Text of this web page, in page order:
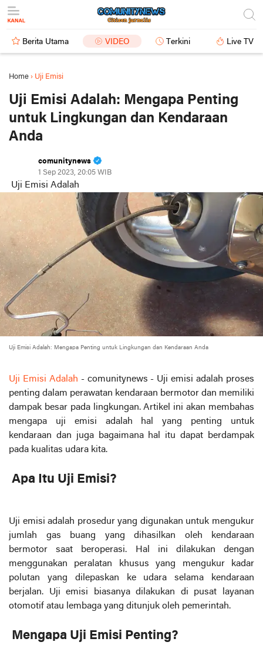
Berita Utama VIDEO Terkini Live TV
Home › Uji Emisi
Uji Emisi Adalah: Mengapa Penting
untuk Lingkungan dan Kendaraan
Anda
comunitynews
1 Sep 2023, 20:05 WIB
Uji Emisi Adalah
Uji Emisi Adalah: Mengapa Penting untuk Lingkungan dan Kendaraan Anda
Uji Emisi Adalah - comunitynews - Uji emisi adalah proses
penting dalam perawatan kendaraan bermotor dan memiliki
dampak besar pada lingkungan. Artikel ini akan membahas
mengapa uji emisi adalah hal yang penting untuk
kendaraan dan juga bagaimana hal itu dapat berdampak
pada kualitas udara kita.
Apa Itu Uji Emisi?
Uji emisi adalah prosedur yang digunakan untuk mengukur
jumlah gas buang yang dihasilkan oleh kendaraan
bermotor saat beroperasi. Hal ini dilakukan dengan
menggunakan peralatan khusus yang mengukur kadar
polutan yang dilepaskan ke udara selama kendaraan
berjalan. Uji emisi biasanya dilakukan di pusat layanan
otomotif atau lembaga yang ditunjuk oleh pemerintah.
Mengapa Uji Emisi Penting?